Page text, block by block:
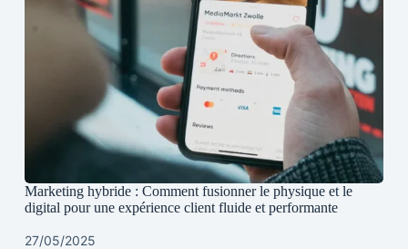
Marketing hybride : Comment fusionner le physique et le
digital pour une expérience client fluide et performante
27/05/2025